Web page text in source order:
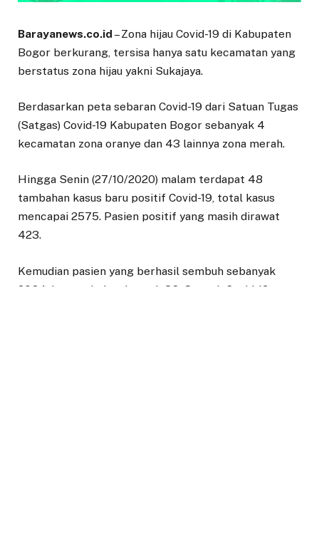
Barayanews.co.id – Zona hijau Covid-19 di Kabupaten
Bogor berkurang, tersisa hanya satu kecamatan yang
berstatus zona hijau yakni Sukajaya.
Berdasarkan peta sebaran Covid-19 dari Satuan Tugas
(Satgas) Covid-19 Kabupaten Bogor sebanyak 4
kecamatan zona oranye dan 43 lainnya zona merah.
Hingga Senin (27/10/2020) malam terdapat 48
tambahan kasus baru positif Covid-19, total kasus
mencapai 2575. Pasien positif yang masih dirawat
423.
Kemudian pasien yang berhasil sembuh sebanyak
2084, bertambah sebanyak 38. Suspek Covid-19